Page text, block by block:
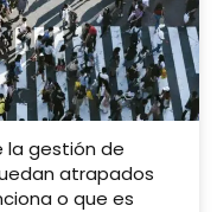
la gestión de
atrapados
o que es